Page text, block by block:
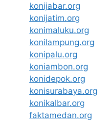
konijabar.org
konijatim.org
konimaluku.org
konilampung.org
konipalu.org
koniambon.org
konidepok.org
konisurabaya.org
konikalbar.org
faktamedan.org